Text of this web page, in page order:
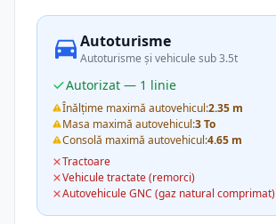
Autoturisme
Autoturisme și vehicule sub 3.5t
Autorizat — 1 linie
Înălțime maximă autovehicul:2.35 m
Masa maximă autovehicul:3 To
Consolă maximă autovehicul:4.65 m
Tractoare
Vehicule tractate (remorci)
Autovehicule GNC (gaz natural comprimat)